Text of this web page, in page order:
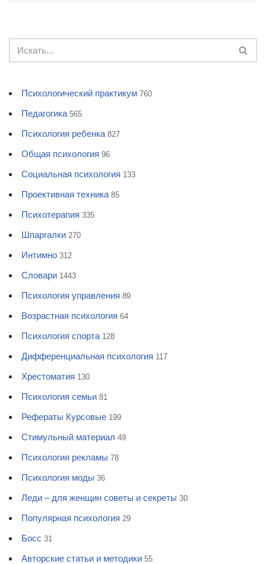
Психологический практикум 760
Педагогика 565
Психология ребенка 827
Общая психология 96
Социальная психология 133
Проективная техника 85
Психотерапия 335
Шпаргалки 270
Интимно 312
Словари 1443
Психология управления 89
Возрастная психология 64
Психология спорта 128
Дифференциальная психология 117
Хрестоматия 130
Психология семьи 81
Рефераты Курсовые 199
Стимульный материал 49
Психология рекламы 78
Психология моды 36
Леди – для женщин советы и секреты 30
Популярная психология 29
Босс 31
Авторские статьи и методики 55